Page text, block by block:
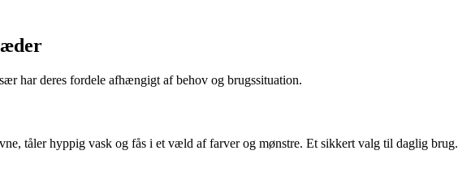
har deres fordele afhængigt af behov og brugssituation.
tåler hyppig vask og fås i et væld af farver og mønstre. Et sikkert valg til daglig brug.